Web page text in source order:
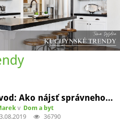
Ako nájsť správneho…
v Dom a byt
36790